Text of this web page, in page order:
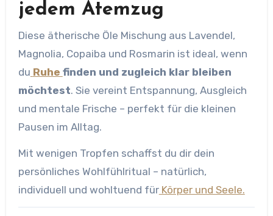
jedem Atemzug
Diese ätherische Öle Mischung aus Lavendel,
Magnolia, Copaiba und Rosmarin ist ideal, wenn
du Ruhe finden und zugleich klar bleiben
möchtest. Sie vereint Entspannung, Ausgleich
und mentale Frische – perfekt für die kleinen
Pausen im Alltag.
Mit wenigen Tropfen schaffst du dir dein
persönliches Wohlfühlritual – natürlich,
individuell und wohltuend fürKörper und Seele.